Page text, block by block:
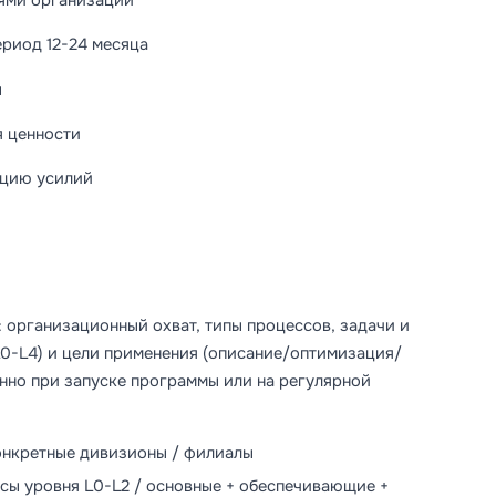
12-24 месяца
ценности
усилий
охват, типы процессов, задачи и
L4) и цели применения (описание/оптимизация/
при запуске программы или на регулярной
дивизионы / филиалы
уровня L0-L2 / основные + обеспечивающие +